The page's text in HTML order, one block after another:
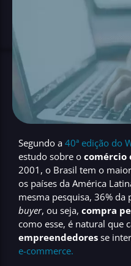
Segundo a 40ª edição do
estudo sobre o comércio
2001, o Brasil tem o
os países da América
mesma pesquisa, 36% da
buyer, ou seja, compra
como esse, é natural que
empreendedores se
e-commerce.